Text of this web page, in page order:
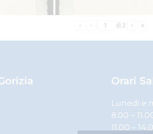
di 3 › »
Orari
Lunedì e
8.00 –
11.00 –